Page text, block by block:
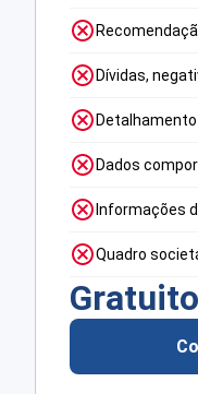
Dívidas,
Dados
Informações
Quadro
Gratuito